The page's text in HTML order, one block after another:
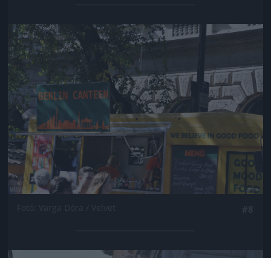
Jön még kép!